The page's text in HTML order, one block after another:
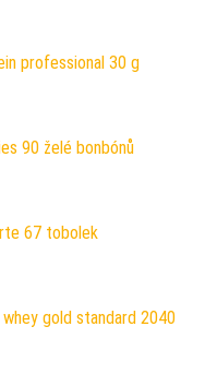
professional 30 g
90 želé bonbónů
67 tobolek
gold standard 2040